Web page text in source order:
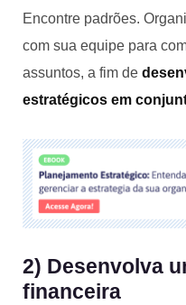
Encontre padrões.
com sua equipe para
assuntos, a fim de
estratégicos em
2) Desenvolva
financeira